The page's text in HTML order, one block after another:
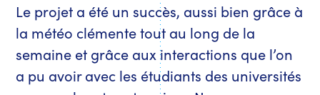
Le projet a été un succès, aussi bien grâce à
la météo clémente tout au long de la
semaine et grâce aux interactions que l’on
a pu avoir avec les étudiants des universités